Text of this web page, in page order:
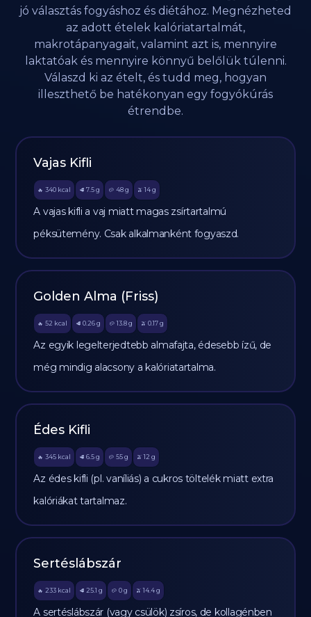
jó választás fogyáshoz és diétához. Megnézheted
az adott ételek kalóriatartalmát,
makrotápanyagait, valamint azt is, mennyire
laktatóak és mennyire könnyű belőlük túlenni.
Válaszd ki az ételt, és tudd meg, hogyan
illeszthető be hatékonyan egy fogyókúrás
étrendbe.
Vajas Kifli
🔥 340 kcal 🥩 7.5 g 🥔 48g 🫒 14 g
A vajas kifli a vaj miatt magas zsírtartalmú
péksütemény. Csak alkalmanként fogyaszd.
Golden Alma (Friss)
🔥 52 kcal 🥩 0.26 g 🥔 13.8g 🫒 0.17 g
Az egyik legelterjedtebb almafajta, édesebb ízű, de
még mindig alacsony a kalóriatartalma.
Édes Kifli
🔥 345 kcal 🥩 6.5 g 🥔 55g 🫒 12 g
Az édes kifli (pl. vaníliás) a cukros töltelék miatt extra
kalóriákat tartalmaz.
Sertéslábszár
🔥 233 kcal 🥩 25.1 g 🥔 0g 🫒 14.4 g
A sertéslábszár (vagy csülök) zsíros, de kollagénben